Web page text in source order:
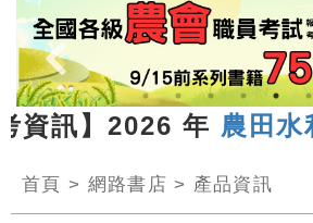
訊】2026 年農田水
首頁 > 網路書店 > 產品資訊